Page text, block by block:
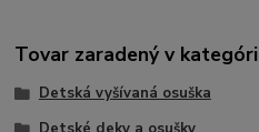
Tovar zaradený v
Detská vyšívaná osuška